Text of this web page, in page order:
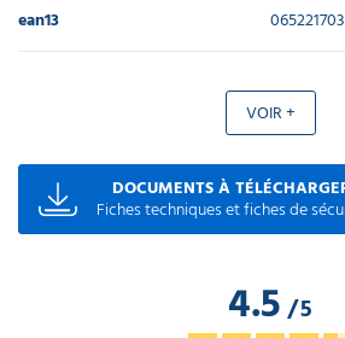
ean13
VOIR +
DOCUMENTS À
Fiches techniques et fiches de
4.5/5